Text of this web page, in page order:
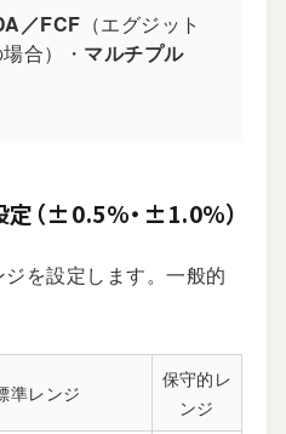
／FCF （エグジット
合）・ マルチプル
定（±0.5%・±1.0%）
を設定します。一般的
準レンジ
保守的レ
ンジ